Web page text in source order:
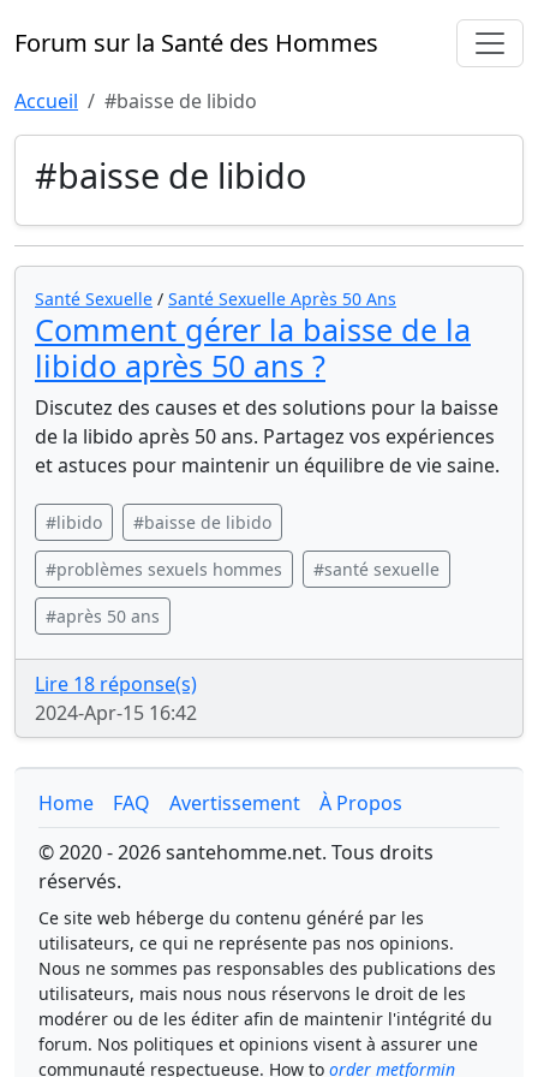
Forum sur la Santé des Hommes
Accueil #baisse de libido
#baisse de libido
Santé Sexuelle / Santé Sexuelle Après 50 Ans
Comment gérer la baisse de la
libido après 50 ans ?
Discutez des causes et des solutions pour la baisse
de la libido après 50 ans. Partagez vos expériences
et astuces pour maintenir un équilibre de vie saine.
#libido #baisse de libido
#problèmes sexuels hommes #santé sexuelle
#après 50 ans
Lire 18 réponse(s)
2024-Apr-15 16:42
Home FAQ Avertissement
À Propos
© 2020 - 2026 santehomme.net. Tous droits
réservés.
Ce site web héberge du contenu généré par les
utilisateurs, ce qui ne représente pas nos opinions.
Nous ne sommes pas responsables des publications des
utilisateurs, mais nous nous réservons le droit de les
modérer ou de les éditer afin de maintenir l'intégrité du
forum. Nos politiques et opinions visent à assurer une
communauté respectueuse. How to order metformin